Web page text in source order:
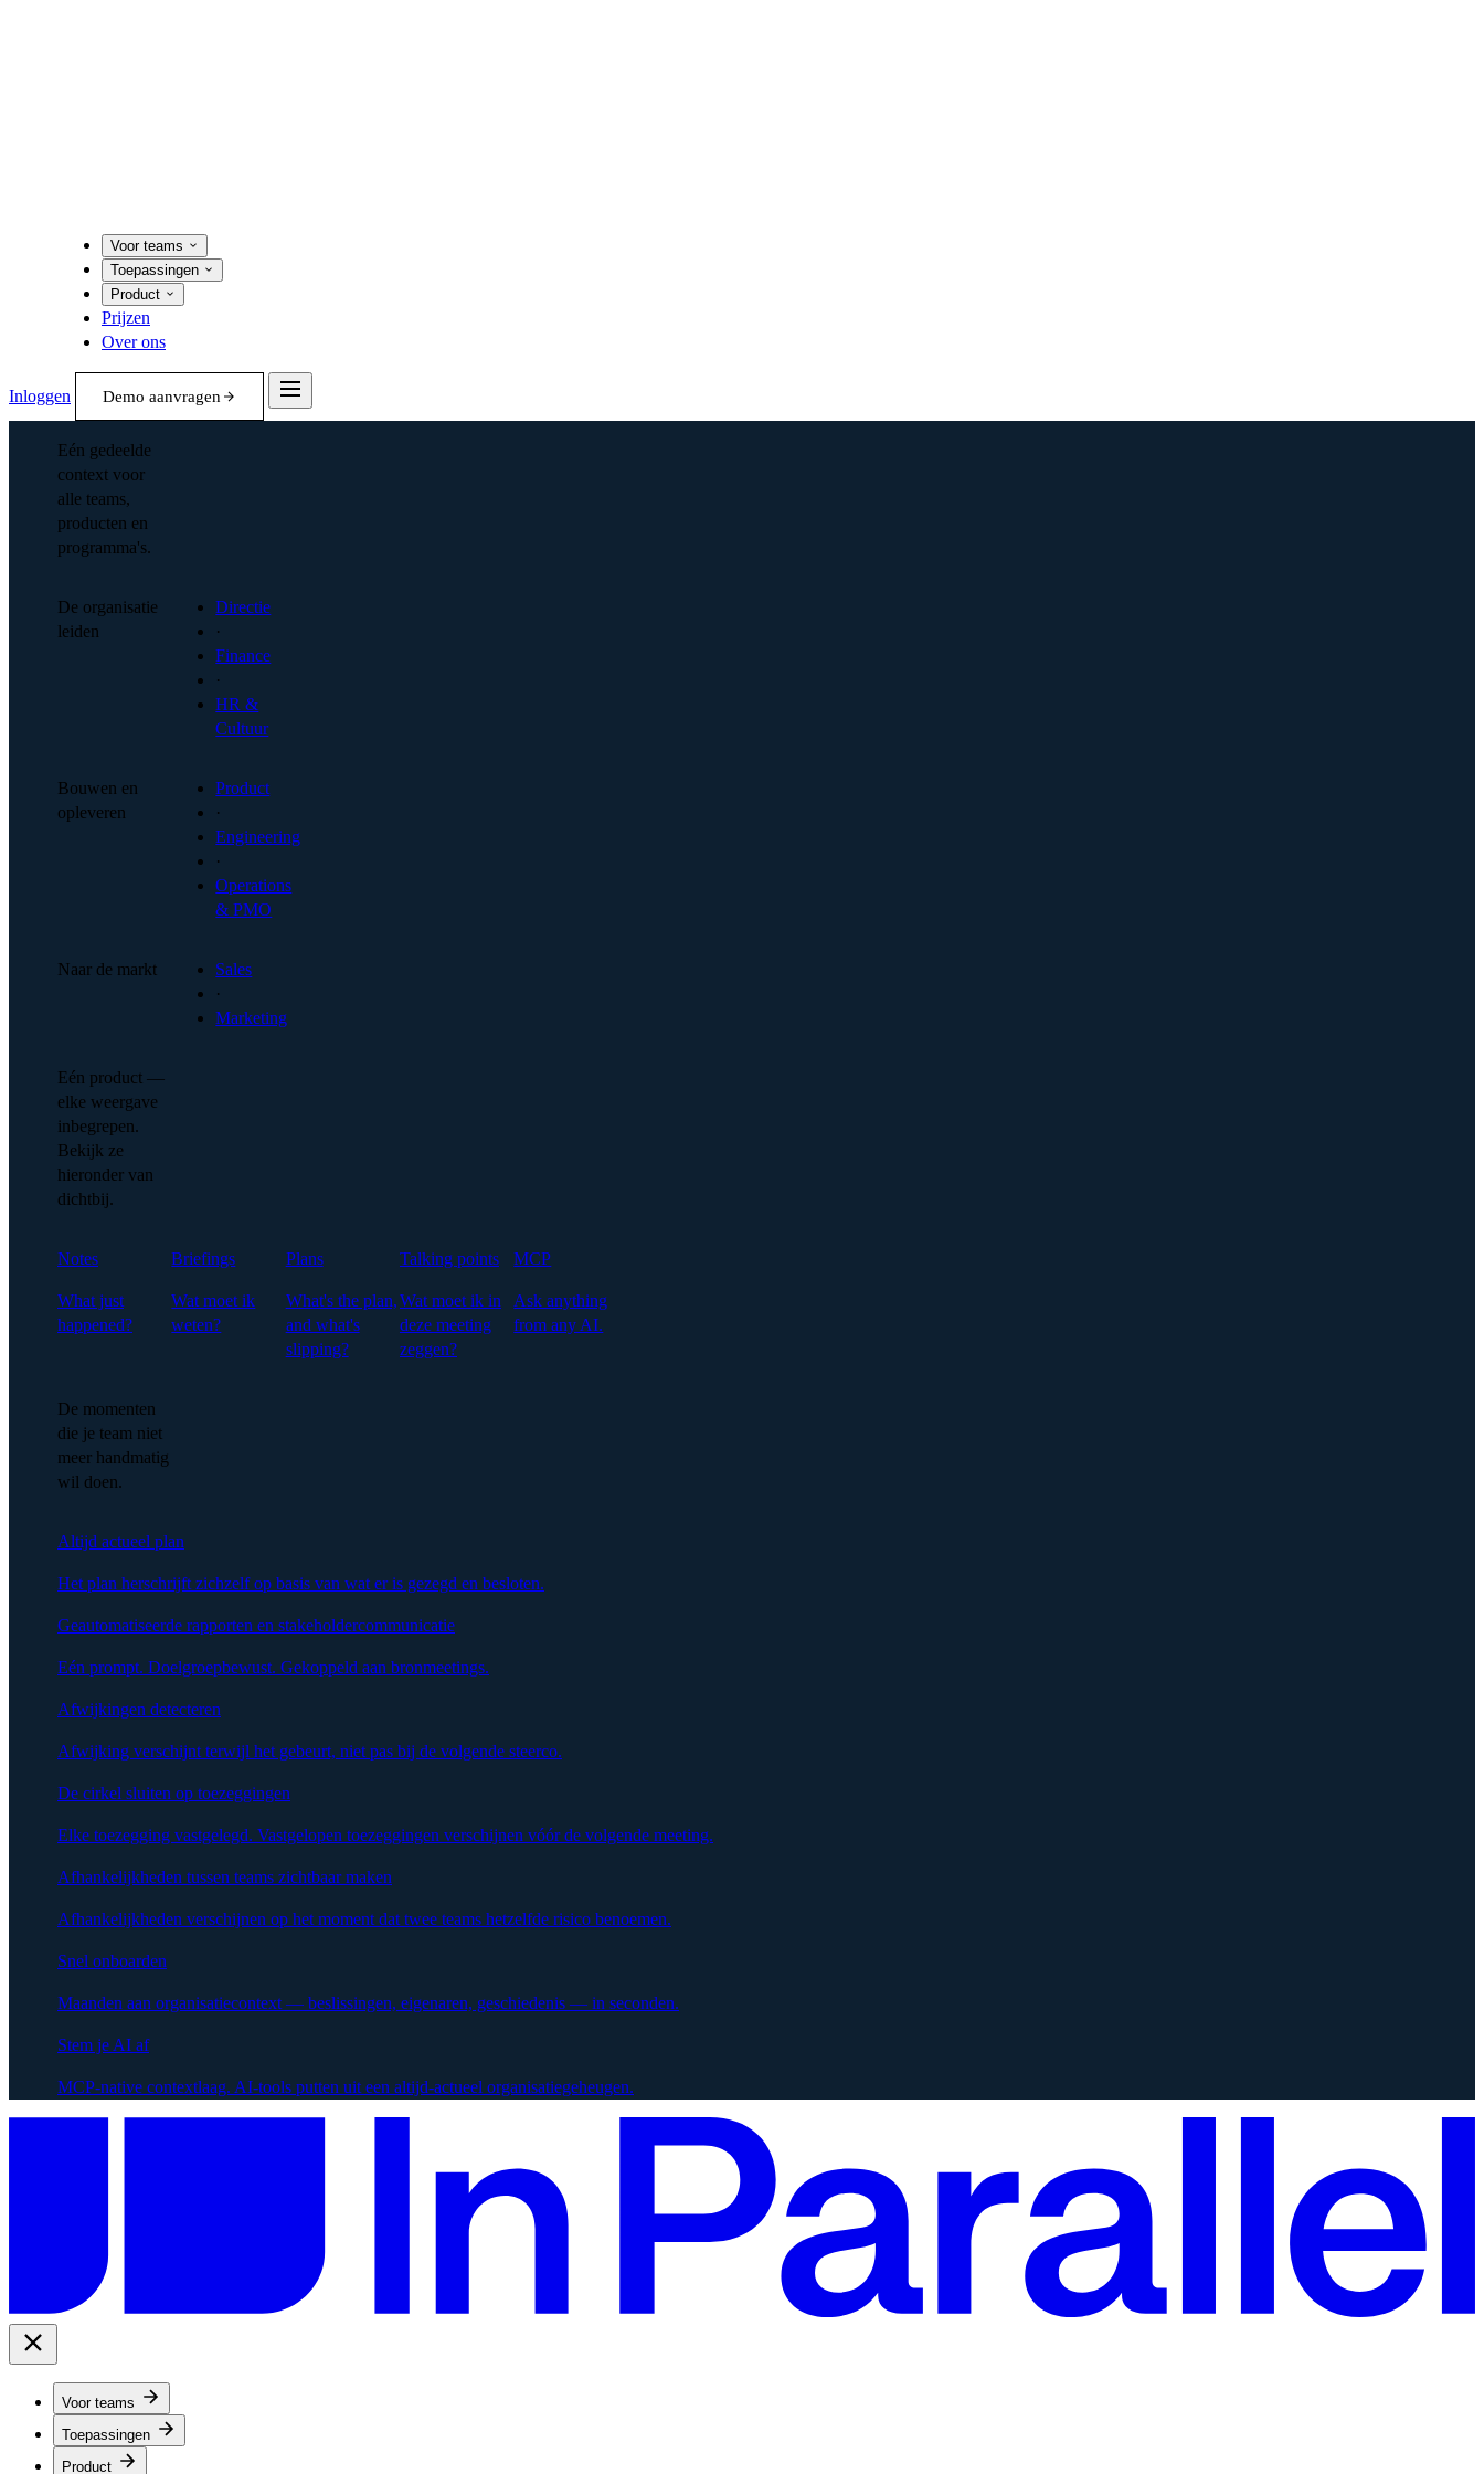
Voor teams
Toepassingen
Product
Prijzen
Over ons
Inloggen Demo aanvragen
Eén gedeelde
context voor
alle teams,
producten en
programma's.
De organisatie
leiden
Directie
·
Finance
·
HR &
Cultuur
Bouwen en
opleveren
Product
·
Engineering
·
Operations
& PMO
Naar de markt
Sales
·
Marketing
Eén product —
elke weergave
inbegrepen.
Bekijk ze
hieronder van
dichtbij.
Notes
What just
happened?
Briefings
Wat moet ik
weten?
Plans
What's the plan,
and what's
slipping?
Talking points
Wat moet ik in
deze meeting
zeggen?
MCP
Ask anything
from any AI.
De momenten
die je team niet
meer handmatig
wil doen.
Altijd actueel plan
Het plan herschrijft zichzelf op basis van wat er is gezegd en besloten.
Geautomatiseerde rapporten en stakeholdercommunicatie
Eén prompt. Doelgroepbewust. Gekoppeld aan bronmeetings.
Afwijkingen detecteren
Afwijking verschijnt terwijl het gebeurt, niet pas bij de volgende steerco.
De cirkel sluiten op toezeggingen
Elke toezegging vastgelegd. Vastgelopen toezeggingen verschijnen vóór de volgende meeting.
Afhankelijkheden tussen teams zichtbaar maken
Afhankelijkheden verschijnen op het moment dat twee teams hetzelfde risico benoemen.
Snel onboarden
Maanden aan organisatiecontext — beslissingen, eigenaren, geschiedenis — in seconden.
Stem je AI af
MCP-native contextlaag. AI-tools putten uit een altijd-actueel organisatiegeheugen.
Voor teams
Toepassingen
Product